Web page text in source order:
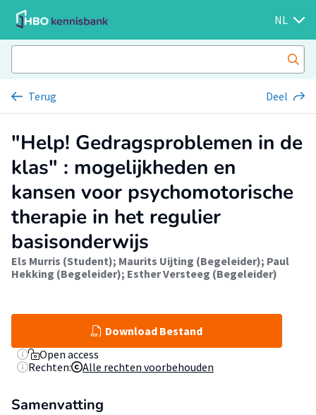
NL
Terug Deel
"Help! Gedragsproblemen in de
klas" : mogelijkheden en
kansen voor psychomotorische
therapie in het regulier
basisonderwijs
Els Murris (Student); Maurits Uijting (Begeleider); Paul
Hekking (Begeleider); Esther Versteeg (Begeleider)
Download Bestand
Open access
Rechten:
Alle rechten voorbehouden
Samenvatting